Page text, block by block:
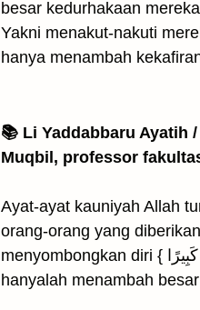
besar kedurhakaan
Yakni menakut-nakuti
hanya menambah
📚 Li Yaddabbaru Ayatih
Muqbil, professor
Ayat-ayat kauniyah Allah
orang-orang yang
menyombongkan diri { وَنُخَوِّفُهُمْ فَمَا يَزِيدُهُمْ إِلَّا طُغْيَٰنًا كَبِيرًا } "Dan Kami menakut-nakuti mereka, tetapi yang demikian itu
hanyalah menambah